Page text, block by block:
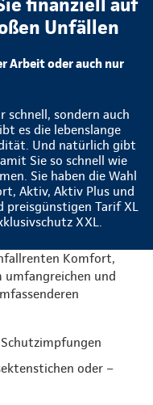
Unfällen
Arbeit oder auch nur
sondern auch
es die lebenslange
Und natürlich gibt
Sie so schnell wie
Sie haben die Wahl
Aktiv, Aktiv Plus und
preisgünstigen Tarif XL
XXL.
Komfort,
umfangreichen und
oder –